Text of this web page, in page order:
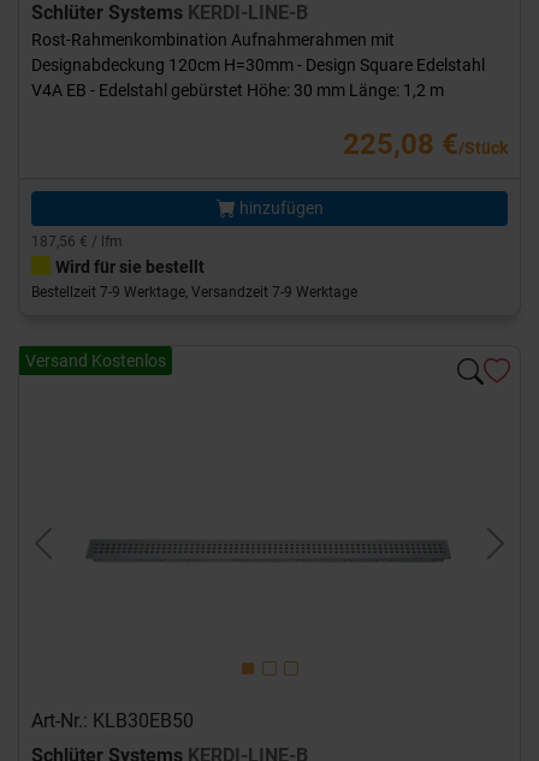
Schlüter Systems KERDI-LINE-B
Rost-Rahmenkombination Aufnahmerahmen mit
Designabdeckung 120cm H=30mm - Design Square Edelstahl
V4A EB - Edelstahl gebürstet Höhe: 30 mm Länge: 1,2 m
225,08 €/Stück
hinzufügen
187,56 € / lfm
Wird für sie bestellt
Bestellzeit 7-9 Werktage, Versandzeit 7-9 Werktage
Versand Kostenlos
Previous Next
Art-Nr.: KLB30EB50
Schlüter Systems KERDI-LINE-B